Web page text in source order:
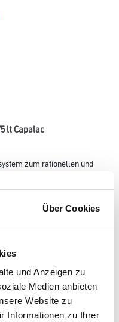
Über Cookies
und Anzeigen zu
Medien anbieten
Website zu
Informationen zu Ihrer
lt Capalac
zum rationellen und